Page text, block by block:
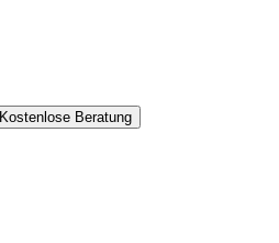
Kostenlose Beratung